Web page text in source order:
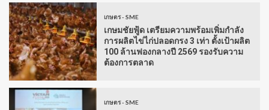
เกษตร - SME
เกษมชัยฟู้ด เตรียมความพร้อมเพิ่มกำลัง
การผลิตไข่ไก่ปลอดกรง 3 เท่า ตั้งเป้าผลิต
100 ล้านฟองกลางปี 2569 รองรับความ
ต้องการตลาด
เกษตร - SME